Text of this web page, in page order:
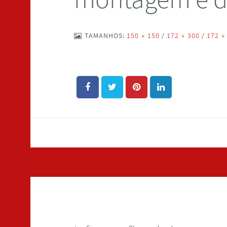
TAMANHOS: 150 × 150 / 172 × 300 / 172